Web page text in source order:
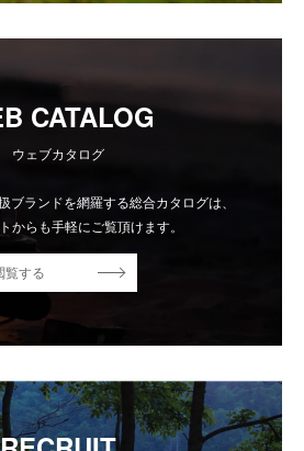
CATALOG
ウェブカタログ
ブランドを網羅する総合カタログは、
からも手軽にご覧頂けます。
覧する